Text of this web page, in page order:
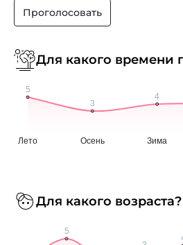
Проголосовать
Для какого времени
Для какого возраста?